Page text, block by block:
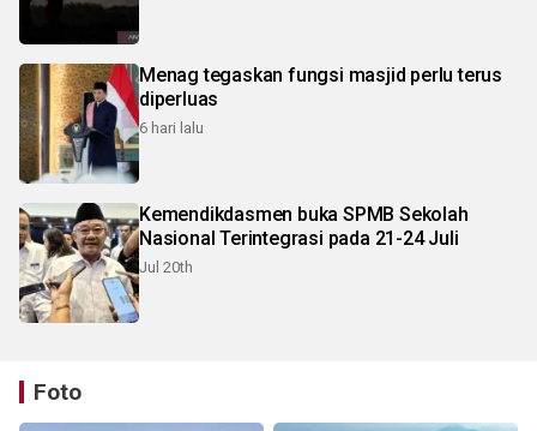
Menag tegaskan fungsi masjid perlu terus
diperluas
6 hari lalu
Kemendikdasmen buka SPMB Sekolah
Nasional Terintegrasi pada 21-24 Juli
Jul 20th
Foto